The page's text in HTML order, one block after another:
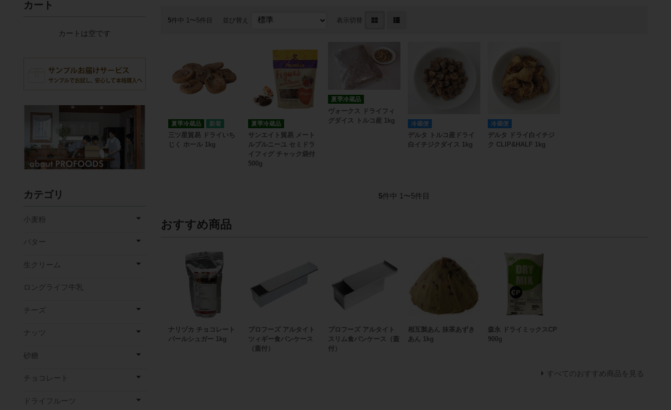
5件中 1〜5件目 並び替え 表示切替
夏季冷蔵品
三ツ星貿易 ドライいち
じく ホール 1kg
夏季冷蔵品
サンエイト貿易 メート
ルプルニーユ セミドラ
イフィグ チャック袋付
500g
夏季冷蔵品
ヴォークス ドライフィ
グダイス トルコ産 1kg
冷蔵便
デルタ トルコ産ドライ
白イチジクダイス 1kg
冷蔵便
デルタ ドライ白イチジ
ク CLIP&HALF 1kg
5件中 1〜5件目
おすすめ商品
ナリヅカ チョコレート
パールシュガー 1kg
プロフーズ アルタイト
ツィギー食パンケース
（蓋付）
プロフーズ アルタイト
スリム食パンケース（蓋
付）
相互製あん 抹茶あずき
あん 1kg
森永 ドライミックスCP
900g
すべてのおすすめ商品を見る
カート
カートは空です
カテゴリ
小麦粉
バター
生クリーム
ロングライフ牛乳
チーズ
ナッツ
砂糖
チョコレート
ドライフルーツ